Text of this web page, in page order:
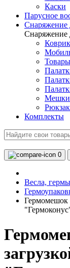
Каски
Парусное
Снаряжение
Снаряжение
Мешки
Комплекты
0
Весла,
Гермомешок